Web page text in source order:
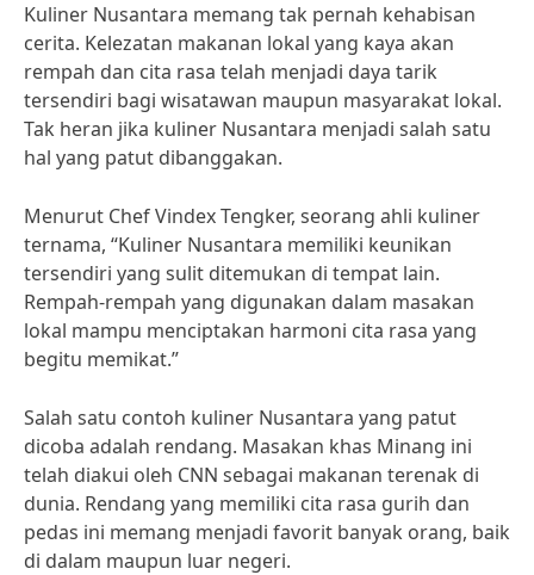
Kuliner Nusantara memang tak pernah kehabisan
cerita. Kelezatan makanan lokal yang kaya akan
rempah dan cita rasa telah menjadi daya tarik
tersendiri bagi wisatawan maupun masyarakat lokal.
Tak heran jika kuliner Nusantara menjadi salah satu
hal yang patut dibanggakan.
Menurut Chef Vindex Tengker, seorang ahli kuliner
ternama, “Kuliner Nusantara memiliki keunikan
tersendiri yang sulit ditemukan di tempat lain.
Rempah-rempah yang digunakan dalam masakan
lokal mampu menciptakan harmoni cita rasa yang
begitu memikat.”
Salah satu contoh kuliner Nusantara yang patut
dicoba adalah rendang. Masakan khas Minang ini
telah diakui oleh CNN sebagai makanan terenak di
dunia. Rendang yang memiliki cita rasa gurih dan
pedas ini memang menjadi favorit banyak orang, baik
di dalam maupun luar negeri.